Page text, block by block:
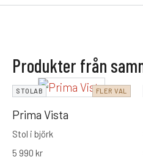
Produkter från
STOLAB FLER VAL
Prima Vista
Stol i björk
5 990 kr